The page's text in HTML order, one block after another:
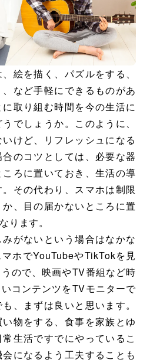
絵を描く、パズルをする、
など手軽にできるものがあ
取り組む時間を今の生活に
でしょうか。このように、
けど、リフレッシュになる
のコツとしては、必要な器
ろに置いておき、生活の導
その代わり、スマホは制限
、目の届かないところに置
ります。
がないという場合はなかな
ホでYouTubeやTikTokを見
ので、映画やTV番組など時
コンテンツをTVモニターで
、まずは良いと思います。
物をする、食事を家族とゆ
生活ですでにやっているこ
になるよう工夫することも